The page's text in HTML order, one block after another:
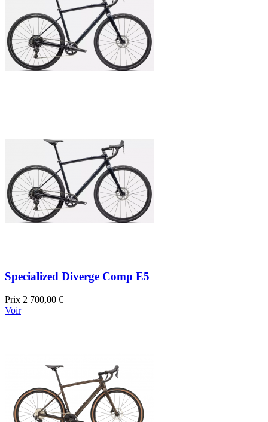
Specialized Diverge Comp E5
Prix 2 700,00 €
Voir